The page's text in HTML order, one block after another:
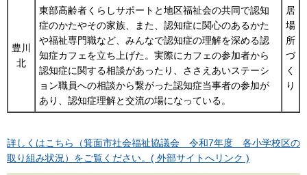
豊川
北
東部高齢者くらしサポートと地区福祉会の共同で認知
症のかたやその家族、また、認知症に関心のあるかた
や福祉専門職など、みんなで認知症の理解を深める認
知症カフェを立ち上げた。実際にカフェの参加者から
認知症に関する相談があったり、ささえあいステーシ
ョン職員への相談から繋がった認知症当事者の参加が
あり、認知症理解と交流の場になっている。
居
場
所
づ
く
り
詳しくはこちら（箕面市社会福祉協議会 令和7年度 各小学校区の
取り組み状況）をご覧ください。( 外部サイトへリンク )